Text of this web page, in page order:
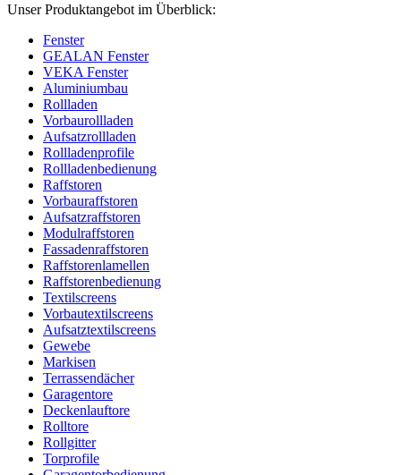
Unser Produktangebot im Überblick:
Fenster
GEALAN Fenster
VEKA Fenster
Aluminiumbau
Rollladen
Vorbaurollladen
Aufsatzrollladen
Rollladenprofile
Rollladenbedienung
Raffstoren
Vorbauraffstoren
Aufsatzraffstoren
Modulraffstoren
Fassadenraffstoren
Raffstorenlamellen
Raffstorenbedienung
Textilscreens
Vorbautextilscreens
Aufsatztextilscreens
Gewebe
Markisen
Terrassendächer
Garagentore
Deckenlauftore
Rolltore
Rollgitter
Torprofile